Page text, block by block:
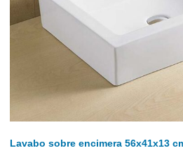
Lavabo sobre encimera 56x41x13